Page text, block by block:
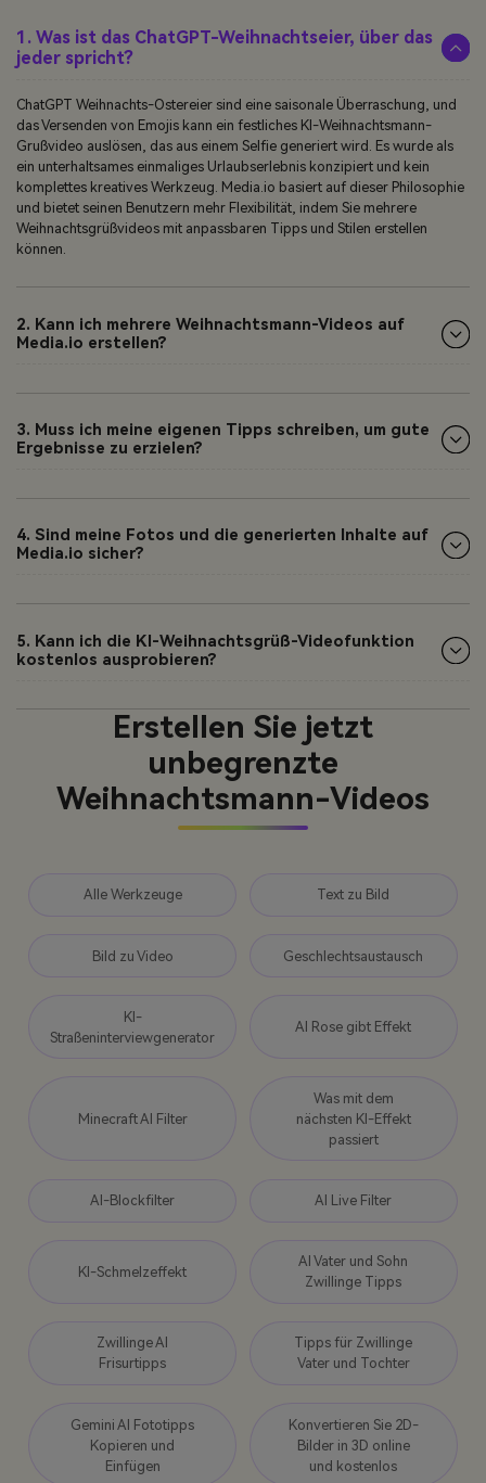
1. Was ist das ChatGPT-Weihnachtseier, über das
jeder spricht?
ChatGPT Weihnachts-Ostereier sind eine saisonale Überraschung, und
das Versenden von Emojis kann ein festliches KI-Weihnachtsmann-
Grußvideo auslösen, das aus einem Selfie generiert wird. Es wurde als
ein unterhaltsames einmaliges Urlaubserlebnis konzipiert und kein
komplettes kreatives Werkzeug. Media.io basiert auf dieser Philosophie
und bietet seinen Benutzern mehr Flexibilität, indem Sie mehrere
Weihnachtsgrüßvideos mit anpassbaren Tipps und Stilen erstellen
können.
2. Kann ich mehrere Weihnachtsmann-Videos auf
Media.io erstellen?
3. Muss ich meine eigenen Tipps schreiben, um gute
Ergebnisse zu erzielen?
4. Sind meine Fotos und die generierten Inhalte auf
Media.io sicher?
5. Kann ich die KI-Weihnachtsgrüß-Videofunktion
kostenlos ausprobieren?
Erstellen Sie jetzt
unbegrenzte
Weihnachtsmann-Videos
Alle Werkzeuge Text zu Bild
Bild zu Video Geschlechtsaustausch
KI-
Straßeninterviewgenerator
AI Rose gibt Effekt
Minecraft AI Filter
Was mit dem
nächsten KI-Effekt
passiert
AI-Blockfilter AI Live Filter
KI-Schmelzeffekt
AI Vater und Sohn
Zwillinge Tipps
Zwillinge AI
Frisurtipps
Tipps für Zwillinge
Vater und Tochter
Gemini AI Fototipps
Kopieren und
Einfügen
Konvertieren Sie 2D-
Bilder in 3D online
und kostenlos